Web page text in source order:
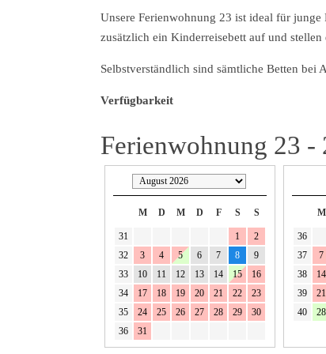
Unsere Ferienwohnung 23 ist ideal für
zusätzlich ein Kinderreisebett auf und
Selbstverständlich sind sämtliche Betten
Verfügbarkeit
Ferienwohnung 23 -
M D M D F S S
31 1
2
32
3 4 5 6 7 8
9
33
10 11 12 13 14 15
16
34
17 18 19 20 21 22
23
35
24 25 26 27 28 29
30
36
31
M
36
37
7
38
14
39
21
40
28